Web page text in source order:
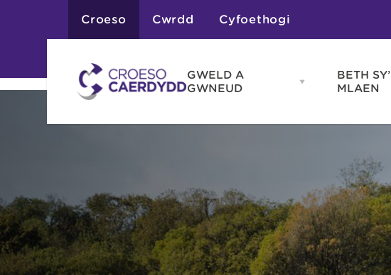
Croeso Cwrdd Cyfoethogi
GWELD A
GWNEUD
Open
GWNEUD
Siopa
Teithiau a Golygfeydd
BETH SY’
MLAEN